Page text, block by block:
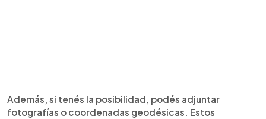
Además, si tenés la posibilidad, podés adjuntar
fotografías o coordenadas geodésicas. Estos